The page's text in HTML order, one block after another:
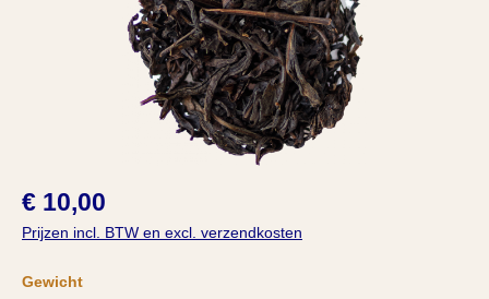
€ 10,00
Prijzen incl. BTW en excl. verzendkosten
Selecteer
Gewicht